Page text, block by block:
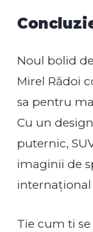
Noul bolid
Mirel Rădoi
sa pentru
Cu un
puternic,
imaginii de
Tie cum ti